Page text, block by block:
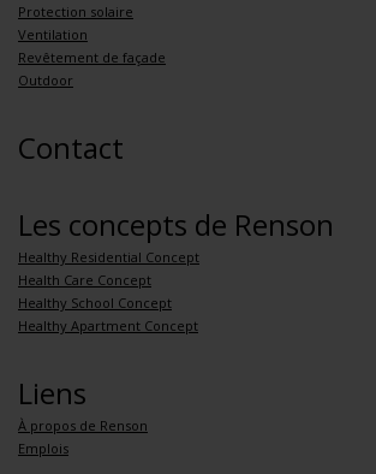
Protection solaire
Ventilation
Revêtement de façade
Outdoor
Contact
Les concepts de Renson
Healthy Residential Concept
Health Care Concept
Healthy School Concept
Healthy Apartment Concept
Liens
À propos de Renson
Emplois